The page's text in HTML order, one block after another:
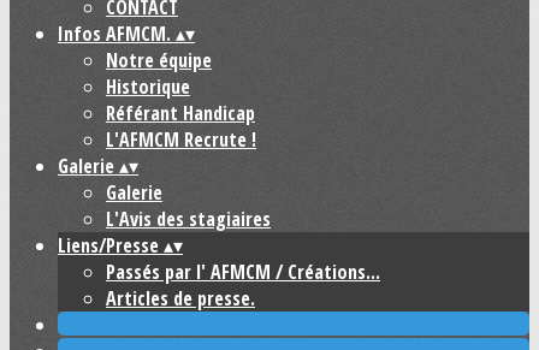
CONTACT
Infos AFMCM. ▴▾
Notre équipe
Historique
Référant Handicap
L'AFMCM Recrute !
Galerie▴▾
Galerie
L'Avis des stagiaires
Liens/Presse▴▾
Passés par l' AFMCM / Créations...
Articles de presse.